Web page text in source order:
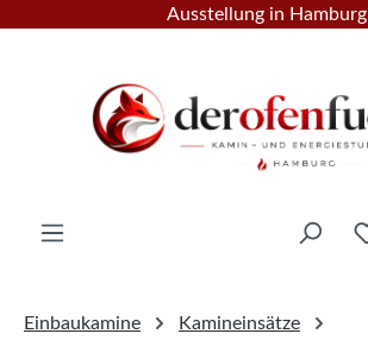
Zum Hauptinhalt springen
Ausstellung in Hamburg
Einbaukamine
Kamineinsätze